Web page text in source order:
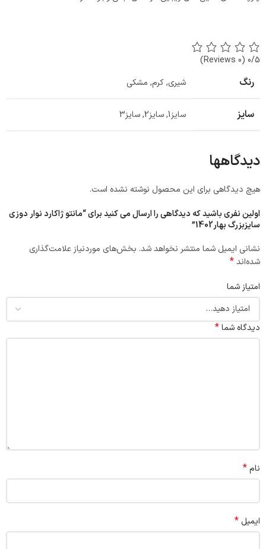
0/5
(0 Reviews)
رنگ شیری,کرم, مشکی
سایز سایز1 ,سایز2 ,سایز3
دیدگاهها
هیچ دیدگاهی برای این محصول نوشته نشده است.
اولین نفری باشید که دیدگاهی را ارسال می کنید برای “مانتو ژاکارد نوار دوزی
سایزبزرگ بهار1402”
نشانی ایمیل شما منتشر نخواهد شد. بخش‌های موردنیاز علامت‌گذاری
شده‌اند*
امتیاز شما
دیدگاه شما*
نام*
ایمیل *